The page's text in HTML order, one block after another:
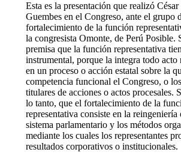
Esta es la presentación que realizó
Guembes en el Congreso, ante el grupo
fortalecimiento de la función
la congresista Omonte, de Perú Posible.
premisa que la función representativa
instrumental, porque la integra todo acto
en un proceso o acción estatal sobre la
competencia funcional el Congreso, o
titulares de acciones o actos procesales.
lo tanto, que el fortalecimiento de la
representativa consiste en la reingeniería
sistema parlamentario y los métodos
mediante los cuales los representantes
resultados corporativos o institucionales.